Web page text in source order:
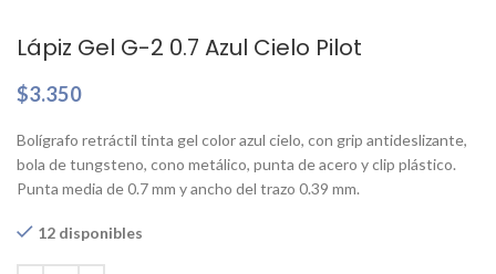
Lápiz Gel G-2 0.7 Azul Cielo Pilot
$3.350
Bolígrafo retráctil tinta gel color azul cielo, con grip antideslizante,
bola de tungsteno, cono metálico, punta de acero y clip plástico.
Punta media de 0.7 mm y ancho del trazo 0.39 mm.
12 disponibles